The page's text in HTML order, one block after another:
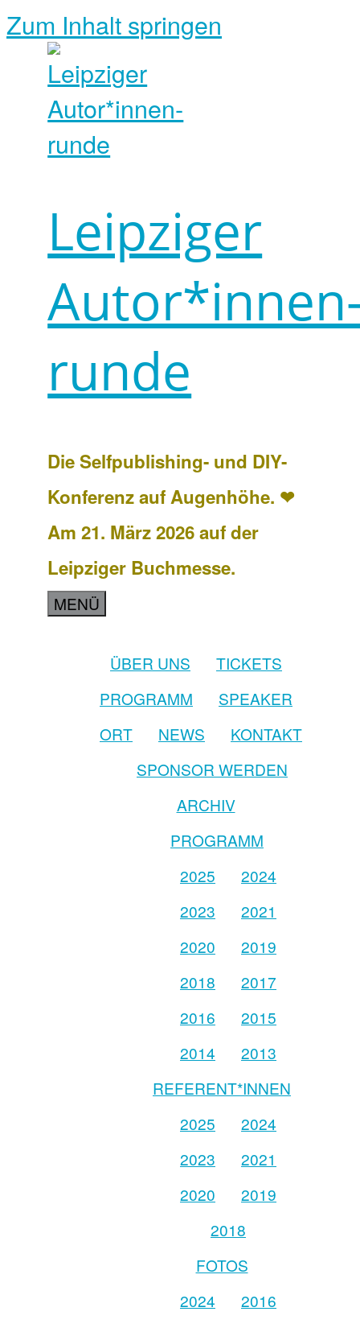
Zum Inhalt springen
Leipziger
runde
Die Selfpublishing- und DIY-
Konferenz auf Augenhöhe. ❤
Am 21. März 2026 auf der
Leipziger Buchmesse.
MENÜ
ÜBER UNS
TICKETS
PROGRAMM
SPEAKER
ORT
NEWS
KONTAKT
SPONSOR WERDEN
ARCHIV
PROGRAMM
2025
2024
2023
2021
2020
2019
2018
2017
2016
2015
2014
2013
REFERENT*INNEN
2025
2024
2023
2021
2020
2019
2018
FOTOS
2024
2016